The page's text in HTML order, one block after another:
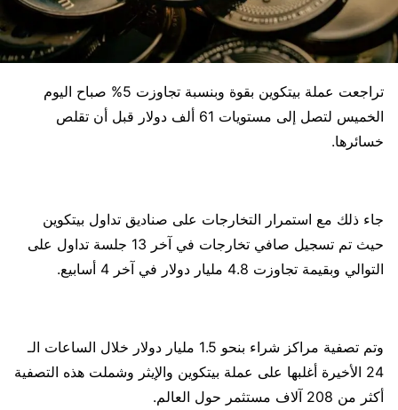
تراجعت عملة بيتكوين بقوة وبنسبة تجاوزت 5% صباح اليوم
الخميس لتصل إلى مستويات 61 ألف دولار قبل أن تقلص
خسائرها.
جاء ذلك مع استمرار التخارجات على صناديق تداول بيتكوين
حيث تم تسجيل صافي تخارجات في آخر 13 جلسة تداول على
التوالي وبقيمة تجاوزت 4.8 مليار دولار في آخر 4 أسابيع.
وتم تصفية مراكز شراء بنحو 1.5 مليار دولار خلال الساعات الـ
24 الأخيرة أغلبها على عملة بيتكوين والإيثر وشملت هذه التصفية
أكثر من 208 آلاف مستثمر حول العالم.